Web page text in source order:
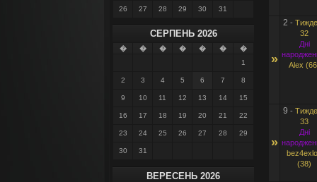
26 27 28 29 30 31
СЕРПЕНЬ 2026
� � � � � �
�
1
2 3 4 5 6 7 8
9 10 11 12 13 14 15
16 17 18 19 20 21 22
23 24 25 26 27 28 29
30 31
ВЕРЕСЕНЬ 2026
»
2 -
32
Дні
Alex
»
9 -
33
Дні
(38)